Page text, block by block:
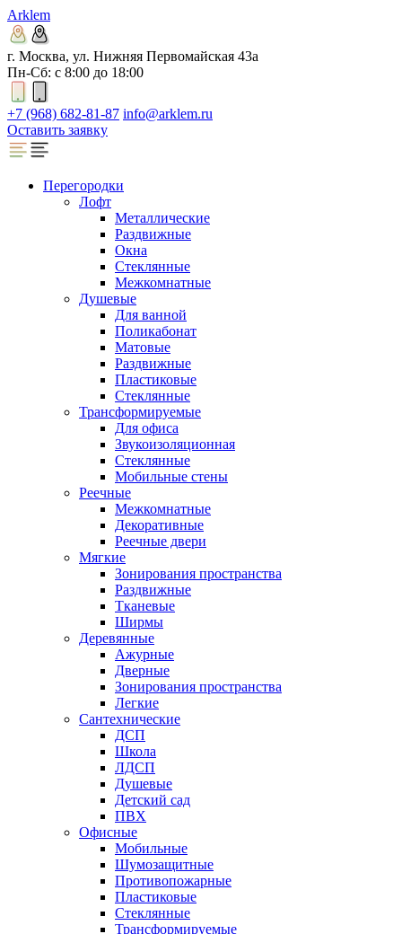
Arklem
г. Москва, ул. Нижняя Первомайская 43а
Пн-Сб: с 8:00 до 18:00
+7 (968) 682-81-87 info@arklem.ru
Оставить заявку
Перегородки
Лофт
Металлические
Раздвижные
Окна
Стеклянные
Межкомнатные
Душевые
Для ванной
Поликабонат
Матовые
Раздвижные
Пластиковые
Стеклянные
Трансформируемые
Для офиса
Звукоизоляционная
Стеклянные
Мобильные стены
Реечные
Межкомнатные
Декоративные
Реечные двери
Мягкие
Зонирования пространства
Раздвижные
Тканевые
Ширмы
Деревянные
Ажурные
Дверные
Зонирования пространства
Легкие
Сантехнические
ДСП
Школа
ЛДСП
Душевые
Детский сад
ПВХ
Офисные
Мобильные
Шумозащитные
Противопожарные
Пластиковые
Стеклянные
Трансформируемые